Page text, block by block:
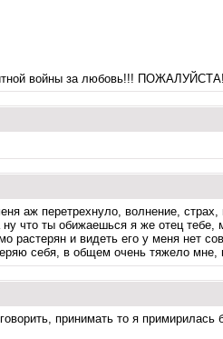
войны за любовь!!!
аж перетрехнуло, волнение,
что ты обижаешься я же отец
растерян и видеть его у меня нет
себя, в общем очень тяжело мне,
принимать то я